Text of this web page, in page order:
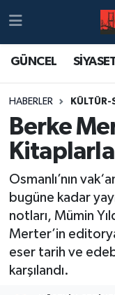
GÜNCEL
HABERLER
Berke
Kitaplarla
Osmanlı’nın
bugüne kadar
notları, Mümin
Merter’in
eser tarih ve
karşılandı.